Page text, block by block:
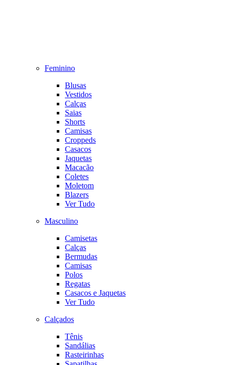
Feminino
Blusas
Vestidos
Calças
Saias
Shorts
Camisas
Croppeds
Casacos
Jaquetas
Macacão
Coletes
Moletom
Blazers
Ver Tudo
Masculino
Camisetas
Calças
Bermudas
Camisas
Polos
Regatas
Casacos e Jaquetas
Ver Tudo
Calçados
Tênis
Sandálias
Rasteirinhas